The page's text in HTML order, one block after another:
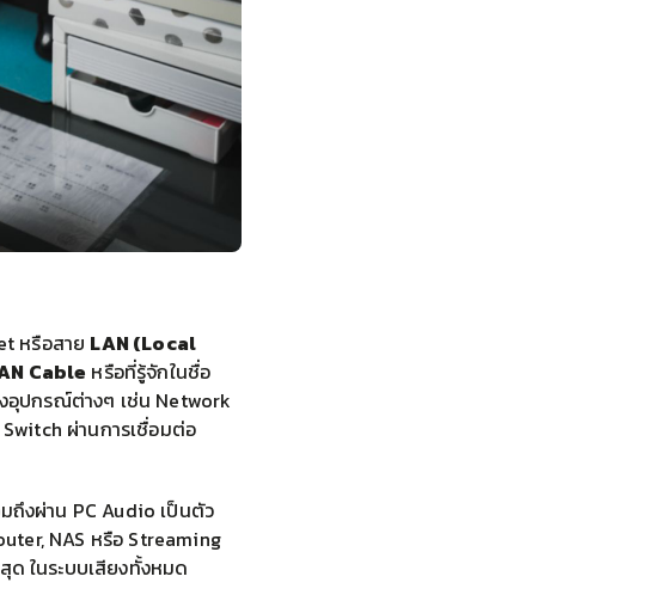
หรือสาย LAN (Local
Cable หรือที่รู้จักในชื่อ
ปกรณ์ต่างๆ เช่น Network
ผ่านการเชื่อมต่อ
ถึงผ่าน PC Audio เป็นตัว
NAS หรือ Streaming
ในระบบเสียงทั้งหมด